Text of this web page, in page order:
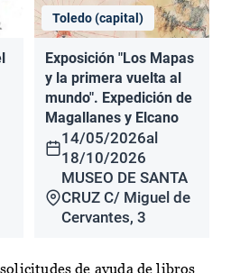
Toledo (capital)
Exposición "Los Mapas
y la primera vuelta al
mundo". Expedición de
Magallanes y Elcano
14/05/2026al
18/10/2026
MUSEO DE SANTA
CRUZ C/ Miguel de
Cervantes, 3
de ayuda de libros